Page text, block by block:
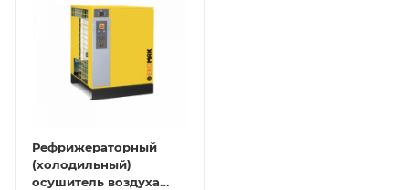
Рефрижераторный
(холодильный)
осушитель воздуха